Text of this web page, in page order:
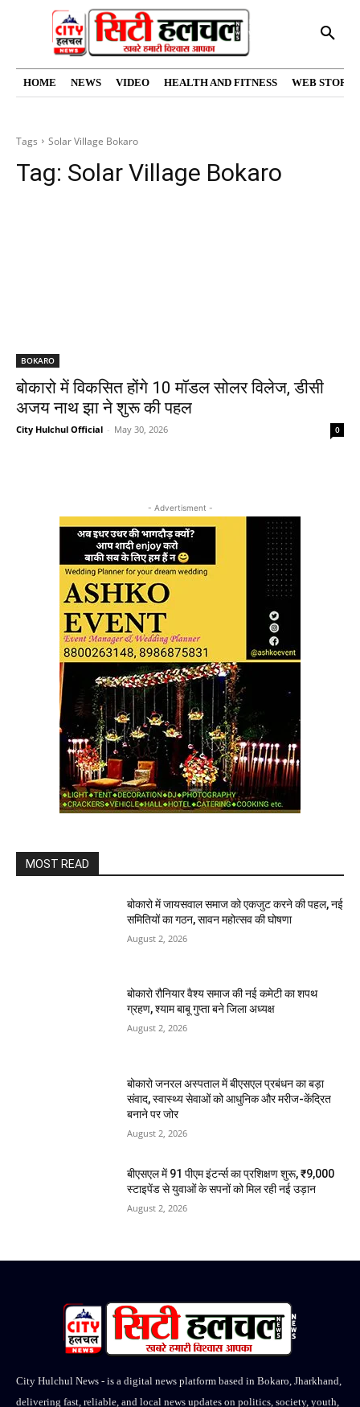
HOME NEWS VIDEO HEALTH AND FITNESS WEB
Tags Solar Village Bokaro
Tag: Solar Village Bokaro
BOKARO
बोकारो में विकसित होंगे 10 मॉडल सोलर विलेज, डीसी
अजय नाथ झा ने शुरू की पहल
City Hulchul Official - May 30, 2026 0
- Advertisment -
MOST READ
बोकारो में जायसवाल समाज को एकजुट करने की पहल, नई
समितियों का गठन, सावन महोत्सव की घोषणा
August 2, 2026
बोकारो रौनियार वैश्य समाज की नई कमेटी का शपथ
ग्रहण, श्याम बाबू गुप्ता बने जिला अध्यक्ष
August 2, 2026
बोकारो जनरल अस्पताल में बीएसएल प्रबंधन का बड़ा
संवाद, स्वास्थ्य सेवाओं को आधुनिक और मरीज-केंद्रित
बनाने पर जोर
August 2, 2026
बीएसएल में 91 पीएम इंटर्न्स का प्रशिक्षण शुरू, ₹9,000
स्टाइपेंड से युवाओं के सपनों को मिल रही नई उड़ान
August 2, 2026
City Hulchul News - is a digital news platform based in Bokaro, Jharkhand,
delivering fast, reliable, and local news updates on politics, society, youth,